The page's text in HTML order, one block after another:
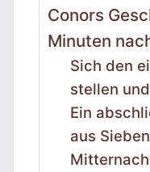
Conors
Minuten
Sich den
stellen
Ein
aus